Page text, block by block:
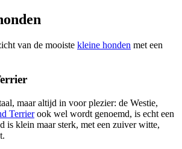
van de mooiste kleine honden met een
maar altijd in voor plezier: de Westie,
Terrierook wel wordt genoemd, is echt een
is klein maar sterk, met een zuiver witte,